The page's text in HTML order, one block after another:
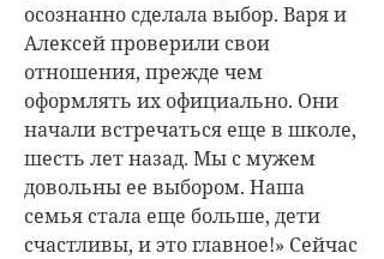
осознанно сделала выбор. Варя и
Алексей проверили свои
отношения, прежде чем
оформлять их официально. Они
начали встречаться еще в школе,
шесть лет назад. Мы с мужем
довольны ее выбором. Наша
семья стала еще больше, дети
счастливы, и это главное!» Сейчас